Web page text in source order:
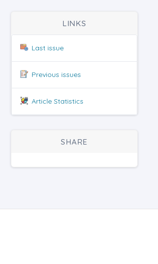
LINKS
Last issue
Previous issues
Article Statistics
SHARE